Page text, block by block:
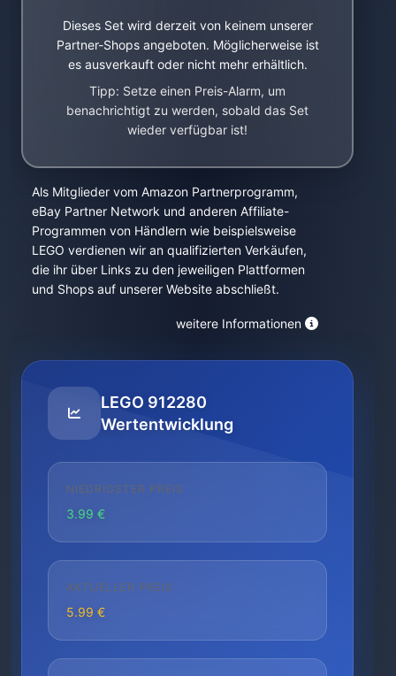
Dieses Set wird derzeit von keinem unserer
Partner-Shops angeboten. Möglicherweise ist
es ausverkauft oder nicht mehr erhältlich.
Tipp: Setze einen Preis-Alarm, um
benachrichtigt zu werden, sobald das Set
wieder verfügbar ist!
Als Mitglieder vom Amazon Partnerprogramm,
eBay Partner Network und anderen Affiliate-
Programmen von Händlern wie beispielsweise
LEGO verdienen wir an qualifizierten Verkäufen,
die ihr über Links zu den jeweiligen Plattformen
und Shops auf unserer Website abschließt.
weitere Informationen
LEGO 912280
Wertentwicklung
NIEDRIGSTER PREIS
3.99 €
AKTUELLER PREIS
5.99 €